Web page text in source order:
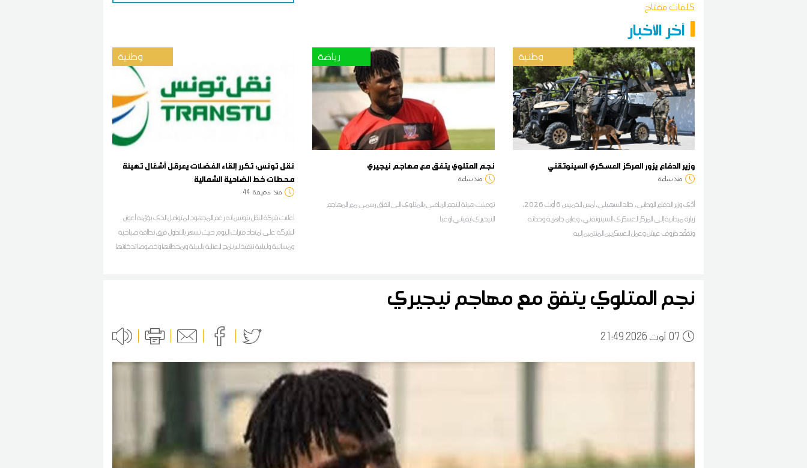
كلمات مفتاح
آخر الأخبار
وطنية
نقل تونس: تكرر إلقاء الفضلات يعرقل أشغال تهيئة
محطات خط الضاحية الشمالية
منذ دقيقة 44
أعلنت شركة النقل بتونس أنه رغم المجهود المتواصل الذي يؤمّنه أعوان
الشركة على امتداد فترات اليوم حيث تسهر بالتداول فرق نظافة صباحية
ومسائية وليلية تنفيذ لبرنامج العناية بالبيئة وبمحطاتها وخصوصا تدخلاتها
رياضة
نجم المتلوي يتفق مع مهاجم نيجيري
منذ ساعة
توصلت هيئة النجم الرياضي بالمتلوي الى اتفاق رسمي مع المهاجم
النيجيري ايفياني اوغبا
وطنية
وزير الدفاع يزور المركز العسكري السينوتقني
منذ ساعة
أدّى وزير الدفاع الوطني، خالد السهيلي، أمس الخميس 6 أوت 2026،
زيارة ميدانية إلى المركز العسكري السينوتقني، وعاين جاهزية وحداته
وتفقّد ظروف عيش وعمل العسكريين المنتمين إليه
نجم المتلوي يتفق مع مهاجم نيجيري
0721:49 2026 أوت